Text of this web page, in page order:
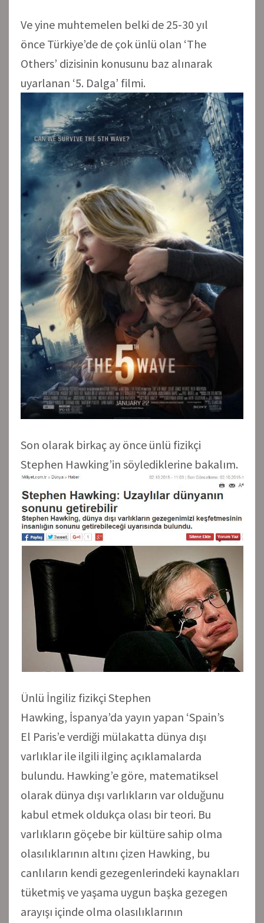
Ve yine muhtemelen belki de 25-30 yıl
önce Türkiye’de de çok ünlü olan ‘The
Others’ dizisinin konusunu baz alınarak
uyarlanan ‘5. Dalga’ filmi.
Son olarak birkaç ay önce ünlü fizikçi
Stephen Hawking’in söylediklerine bakalım.
Ünlü İngiliz fizikçi Stephen
Hawking, İspanya’da yayın yapan ‘Spain’s
El Paris’e verdiği mülakatta dünya dışı
varlıklar ile ilgili ilginç açıklamalarda
bulundu. Hawking’e göre, matematiksel
olarak dünya dışı varlıkların var olduğunu
kabul etmek oldukça olası bir teori. Bu
varlıkların göçebe bir kültüre sahip olma
olasılıklarının altını çizen Hawking, bu
canlıların kendi gezegenlerindeki kaynakları
tüketmiş ve yaşama uygun başka gezegen
arayışı içinde olma olasılıklarının